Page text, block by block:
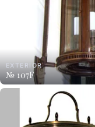
EXTERIOR
№ 107F